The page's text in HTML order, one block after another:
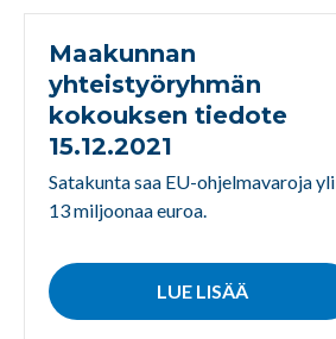
Maakunnan
yhteistyöryhmän
kokouksen tiedote
15.12.2021
Satakunta saa EU-ohjelmavaroja yli
13 miljoonaa euroa.
LUE LISÄÄ